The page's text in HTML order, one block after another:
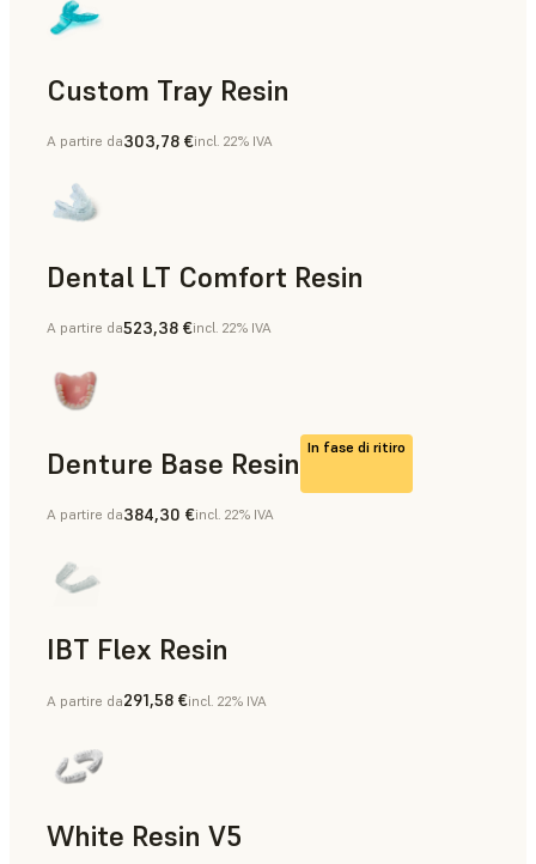
Custom Tray Resin
Vassoi per impronte personalizzati
A partire da303,78 €incl. 22% IVA
Dental LT Comfort Resin
Bite dentali e occlusali
A partire da523,38 €incl. 22% IVA
Denture Base Resin In fase di ritiro
Protesi dentali complete
A partire da384,30 €incl. 22% IVA
IBT Flex Resin
Dime chirurgiche per restauri diretti in materiale
A partire da291,58 €incl. 22% IVA
White Resin V5